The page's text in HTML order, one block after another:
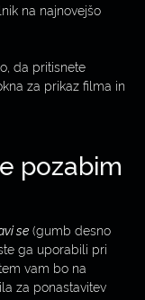
na najnovejšo
da pritisnete
za prikaz filma in
pozabim
se (gumb desno
ga uporabili pri
vam bo na
za ponastavitev